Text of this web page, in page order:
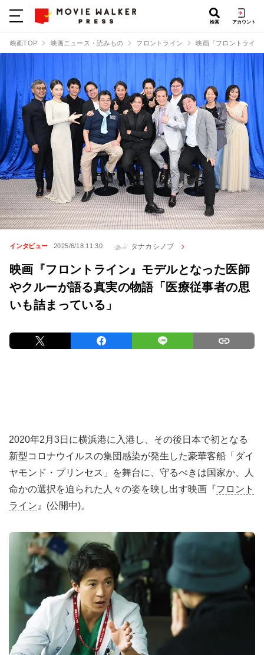
検索 アカウント
映画TOP 映画ニュース・読みもの フロントライン 映画『フロントライ
インタビュー 2025/6/18 11:30 タナカシノブ
映画『フロントライン』モデルとなった医師
やクルーが語る真実の物語「医療従事者の思
いも詰まっている」
2020年2月3日に横浜港に入港し、その後日本で初となる
新型コロナウイルスの集団感染が発生した豪華客船「ダイ
ヤモンド・プリンセス」を舞台に、守るべきは国家か、人
命かの選択を迫られた人々の姿を映し出す映画『フロント
ライン 』(公開中)。